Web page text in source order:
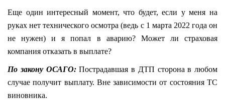
Еще один интересный момент, что будет, если у меня на
руках нет технического осмотра (ведь с 1 марта 2022 года он
не нужен) и я попал в аварию? Может ли страховая
компания отказать в выплате?
По закону ОСАГО:Пострадавшая в ДТП сторона в любом
случае получит выплату. Вне зависимости от состояния ТС
виновника.